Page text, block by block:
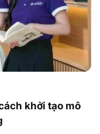
khởi tạo mô